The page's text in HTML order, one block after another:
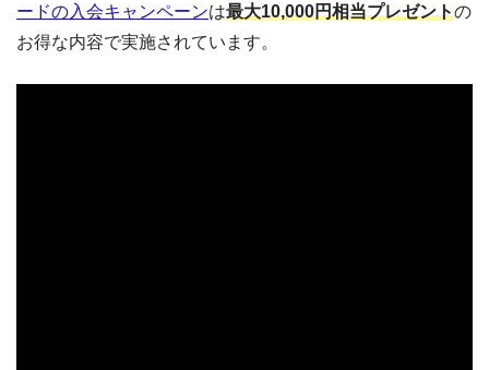
ードの入会キャンペーンは最大10,000円相当プレゼントの
お得な内容で実施されています。